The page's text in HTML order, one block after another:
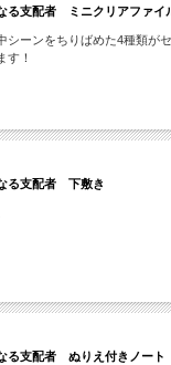
る支配者 ミニクリアファイ
ーンをちりばめた4種類がセ
す！
る支配者 下敷き
る支配者 ぬりえ付きノート